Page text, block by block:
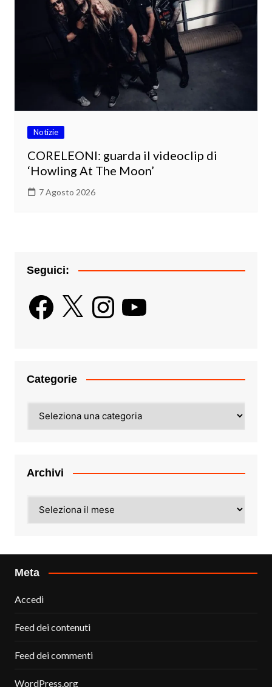
Notizie
CORELEONI: guarda il videoclip di
‘Howling At The Moon’
7 Agosto 2026
Seguici:
Facebook
X InstagramYouTube
Categorie
Archivi
Meta
Accedi
Feed dei contenuti
Feed dei commenti
WordPress.org